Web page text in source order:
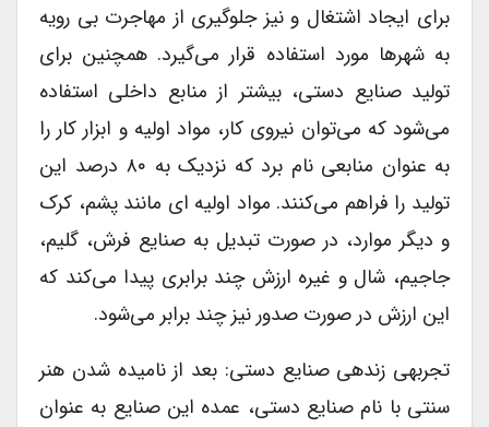
برای ایجاد اشتغال و نیز جلوگیری از مهاجرت بی رویه
به شهرها مورد استفاده قرار می‌گیرد. همچنین برای
تولید صنایع دستی، بیشتر از منابع داخلی استفاده
می‌شود که می‌توان نیروی کار، مواد اولیه و ابزار کار را
به عنوان منابعی نام برد که نزدیک به ۸۰ درصد این
تولید را فراهم می‌کنند. مواد اولیه ای مانند پشم، کرک
و دیگر موارد، در صورت تبدیل به صنایع فرش، گلیم،
جاجیم، شال و غیره ارزش چند برابری پیدا می‌کند که
این ارزش در صورت صدور نیز چند برابر می‌شود.
تجربهی زندهی صنایع دستی: بعد از نامیده شدن هنر
سنتی با نام صنایع دستی، عمده این صنایع به عنوان